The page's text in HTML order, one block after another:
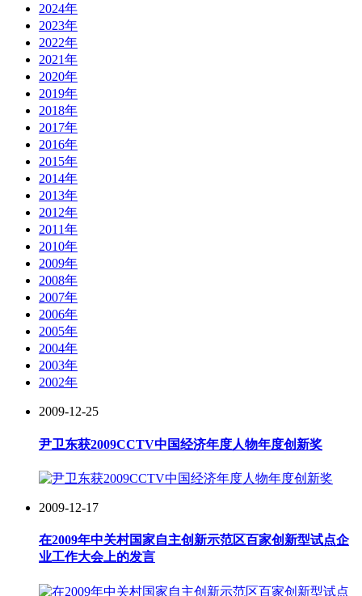
2024年
2023年
2022年
2021年
2020年
2019年
2018年
2017年
2016年
2015年
2014年
2013年
2012年
2011年
2010年
2009年
2008年
2007年
2006年
2005年
2004年
2003年
2002年
2009-12-25
尹卫东获2009CCTV中国经济年度人物年度创新奖
2009-12-17
在2009年中关村国家自主创新示范区百家创新型试点企
业工作大会上的发言